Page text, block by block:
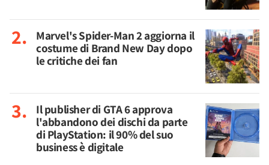
Marvel's Spider-Man 2 aggiorna il
costume di Brand New Day dopo
le critiche dei fan
Il publisher di GTA 6 approva
l'abbandono dei dischi da parte
di PlayStation: il 90% del suo
business è digitale